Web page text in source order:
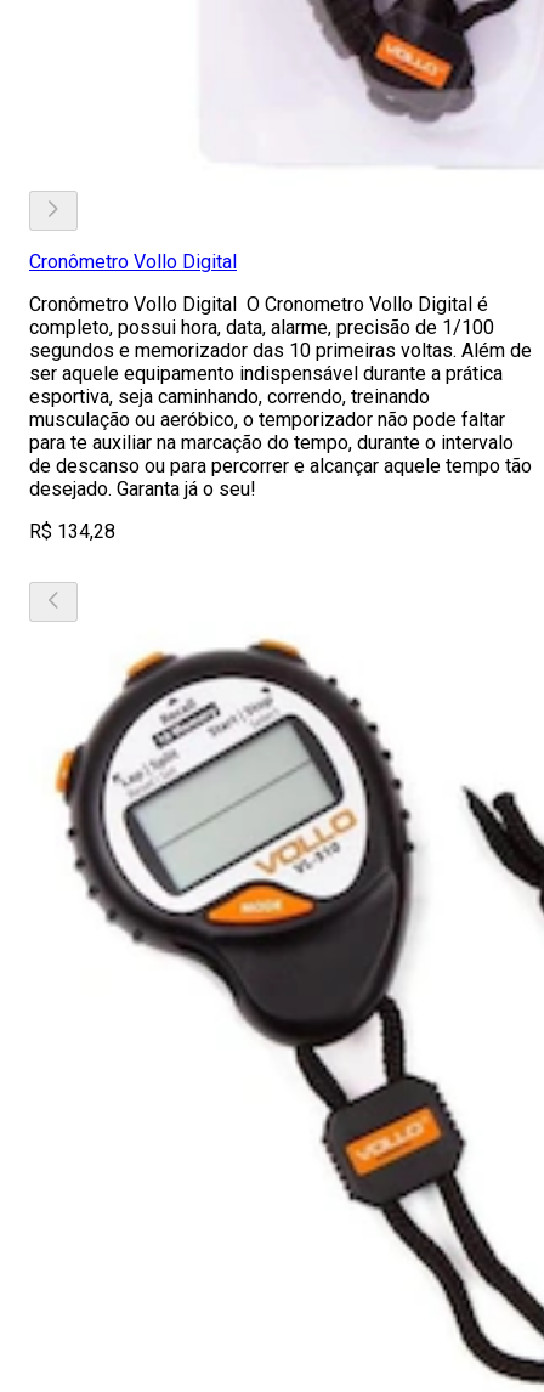
Cronômetro Vollo Digital
Cronômetro Vollo Digital O Cronometro Vollo Digital é
completo, possui hora, data, alarme, precisão de 1/100
segundos e memorizador das 10 primeiras voltas. Além de
ser aquele equipamento indispensável durante a prática
esportiva, seja caminhando, correndo, treinando
musculação ou aeróbico, o temporizador não pode faltar
para te auxiliar na marcação do tempo, durante o intervalo
de descanso ou para percorrer e alcançar aquele tempo tão
desejado. Garanta já o seu!
R$ 134,28